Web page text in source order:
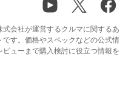
会社が運営するクルマに関するあ
す。価格やスペックなどの公式情
ューまで購入検討に役立つ情報を